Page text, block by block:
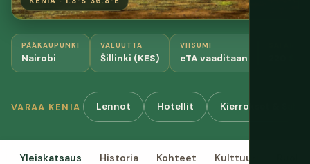
PÄÄKAUPUNKI
Nairobi
VALUUTTA
Šillinki (KES)
VIISUMI
eTA vaaditaan
VARAA KENIA Lennot Hotellit Kierrokset &
Yleiskatsaus Historia Kohteet Kulttuuri